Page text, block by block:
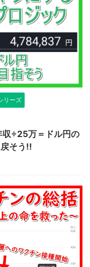
リーズ
収÷25万＝ドル円の
そう!!